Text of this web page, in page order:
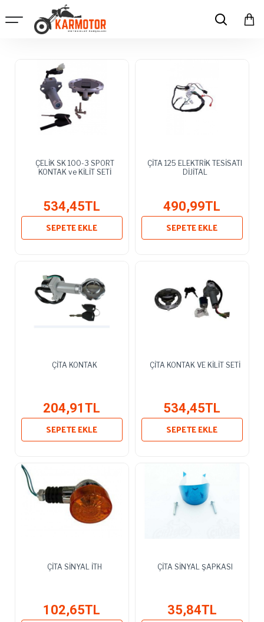
ÇELİK SK 100-3 SPORT
KONTAK ve KİLİT SETİ
534,45TL
SEPETE EKLE
ÇİTA 125 ELEKTRİK TESİSATI
DİJİTAL
490,99TL
SEPETE EKLE
ÇİTA KONTAK
204,91TL
SEPETE EKLE
ÇİTA KONTAK VE KİLİT SETİ
534,45TL
SEPETE EKLE
ÇİTA SİNYAL İTH
102,65TL
ÇİTA SİNYAL ŞAPKASI
35,84TL